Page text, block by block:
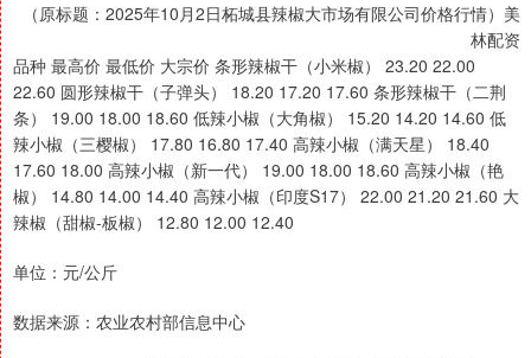
（原标题：2025年10月2日柘城县辣椒大市场有限公司价格行情）美
林配资
品种 最高价 最低价 大宗价 条形辣椒干（小米椒） 23.20 22.00
22.60 圆形辣椒干（子弹头） 18.20 17.20 17.60 条形辣椒干（二荆
条） 19.00 18.00 18.60 低辣小椒（大角椒） 15.20 14.20 14.60 低
辣小椒（三樱椒） 17.80 16.80 17.40 高辣小椒（满天星） 18.40
17.60 18.00 高辣小椒（新一代） 19.00 18.00 18.60 高辣小椒（艳
椒） 14.80 14.00 14.40 高辣小椒（印度S17） 22.00 21.20 21.60 大
辣椒（甜椒-板椒） 12.80 12.00 12.40
单位：元/公斤
数据来源：农业农村部信息中心